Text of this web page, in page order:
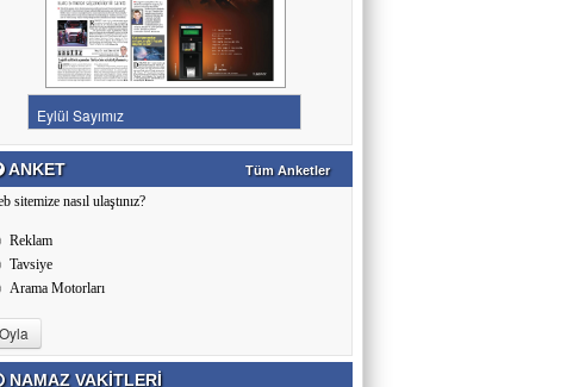
ANKET Tüm Anketler
sitemize nasıl ulaştınız?
Reklam
Tavsiye
Arama Motorları
NAMAZ VAKİTLERİ